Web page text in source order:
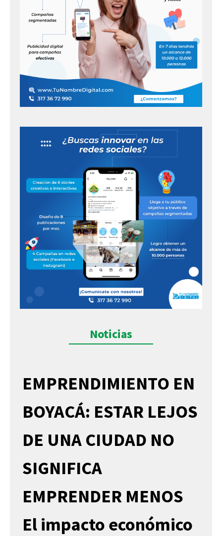
Noticias
EMPRENDIMIENTO EN
BOYACÁ: ESTAR LEJOS
DE UNA CIUDAD NO
SIGNIFICA
EMPRENDER MENOS
El impacto económico